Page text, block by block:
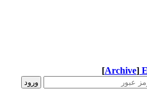
[Archive]